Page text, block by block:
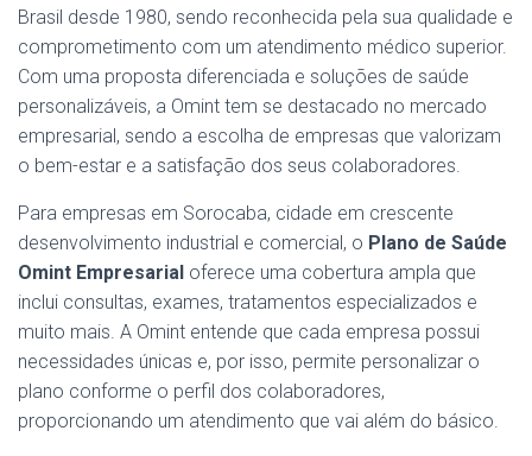
Brasil desde 1980, sendo reconhecida pela sua qualidade e
comprometimento com um atendimento médico superior.
Com uma proposta diferenciada e soluções de saúde
personalizáveis, a Omint tem se destacado no mercado
empresarial, sendo a escolha de empresas que valorizam
o bem-estar e a satisfação dos seus colaboradores.
Para empresas em Sorocaba, cidade em crescente
desenvolvimento industrial e comercial, o Plano de Saúde
Omint Empresarial oferece uma cobertura ampla que
inclui consultas, exames, tratamentos especializados e
muito mais. A Omint entende que cada empresa possui
necessidades únicas e, por isso, permite personalizar o
plano conforme o perfil dos colaboradores,
proporcionando um atendimento que vai além do básico.